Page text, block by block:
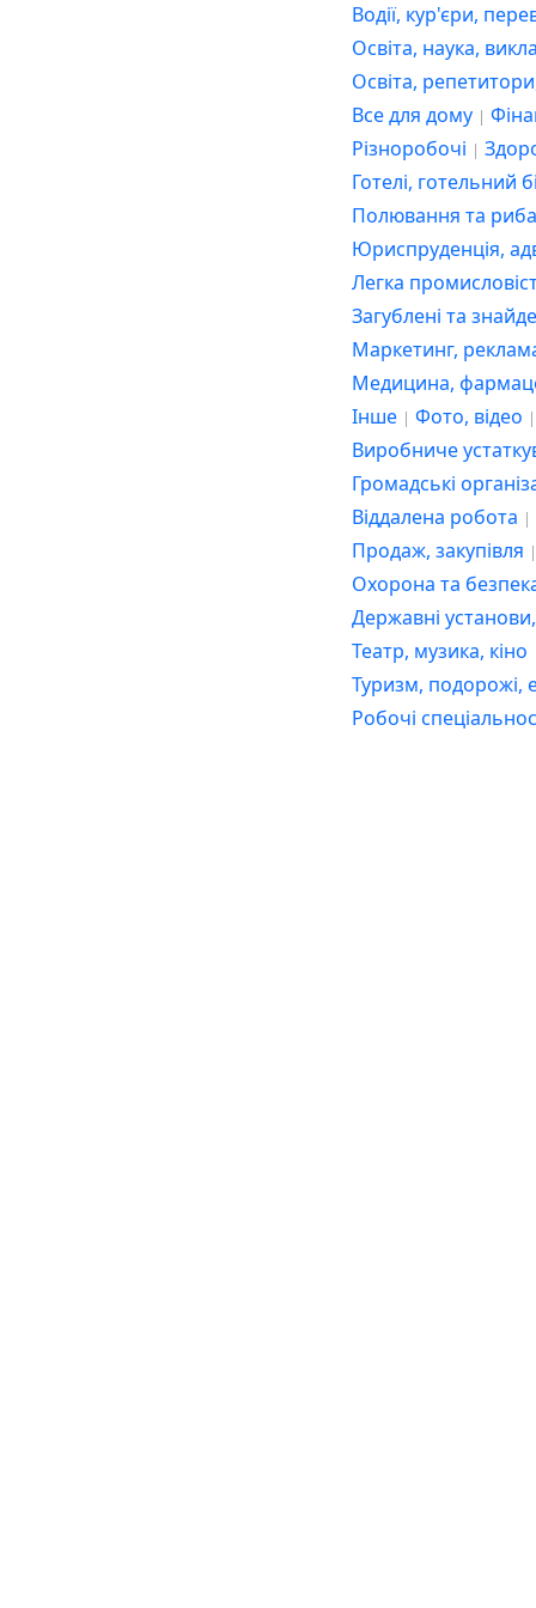
Юриспруденція,
Легка
Загублені та
Маркетинг,
Медицина,
Інше
Фото,
Виробниче
Громадські
Продаж, закупівля
Охорона та
Державні
Театр, музика, кіно
Туризм, подорожі,
Робочі
Водії, кур'єри,
Освіта, наука,
Освіта,
Все для дому
Різноробочі
Готелі, готельний
Полювання та
Юриспруденція,
Легка
Загублені та
Маркетинг,
Медицина,
Інше
Фото, відео
Виробниче
Громадські
Віддалена робота
Продаж, закупівля
Охорона та
Державні
Театр, музика, кіно
Туризм, подорожі,
Робочі